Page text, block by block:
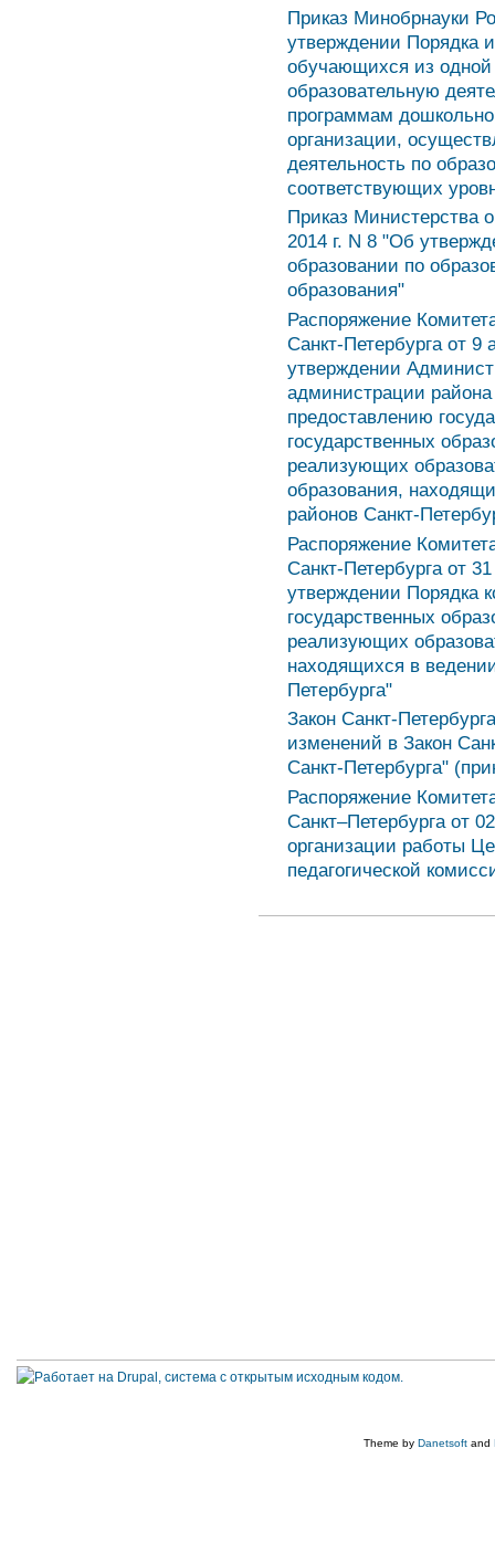
Приказ Минобрнауки
утверждении Порядка
обучающихся из
образовательную
программам
организации,
деятельность по
соответствующих
Приказ Министерства
2014 г. N 8 "Об
образовании по
образования"
Распоряжение
Санкт-Петербурга от 9
утверждении
администрации
предоставлению
государственных
реализующих
образования,
районов Санкт-
Распоряжение
Санкт-Петербурга от
утверждении Порядка
государственных
реализующих
находящихся в
Петербурга"
Закон Санкт-
изменений в Закон
Санкт-Петербурга"
Распоряжение
Санкт–Петербурга от
организации работы
педагогической
Theme by Danetsoft and